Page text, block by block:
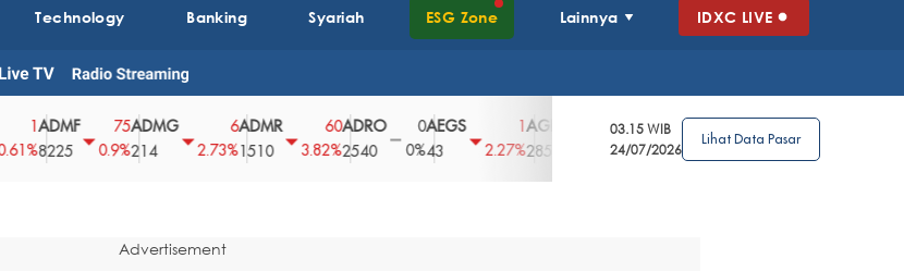
Technology Banking Syariah ESG Zone Lainnya IDXC LIVE
ADMF
8225
75
0.9%
ADMG
214
2.73%
ADMR
1510
3.82%
ADRO
2540
0
0%
AEGS
43
2.27%
AGII
2850
3.39%
AGRO
148
4
2.63%
0%
03.15 WIB
24/07/2026
Lihat Data Pasar
Advertisement